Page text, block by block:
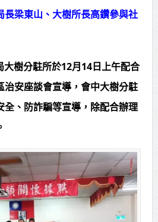
捐贈救護車 挹注桃
略研究論壇暨福和
日合作促進印太和平
長梁東山、大樹所長高鑽參與社
樹分駐所於12月14日上午配合
治安座談會宣導，會中大樹分駐
全、防詐騙等宣導，除配合辦理